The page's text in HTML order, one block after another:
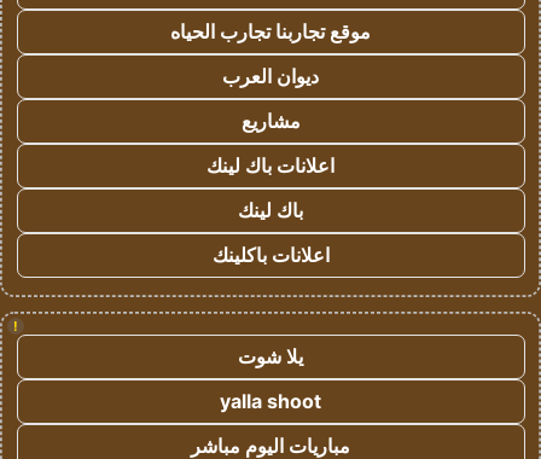
موقع تجاربنا تجارب الحياه
ديوان العرب
مشاريع
اعلانات باك لينك
باك لينك
اعلانات باكلينك
!
يلا شوت
yalla shoot
مباريات اليوم مباشر